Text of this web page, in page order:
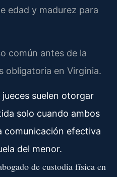
edad y madurez para
común antes de la
obligatoria en Virginia.
suelen otorgar
solo cuando ambos
comunicación efectiva
del menor.
de custodia física en